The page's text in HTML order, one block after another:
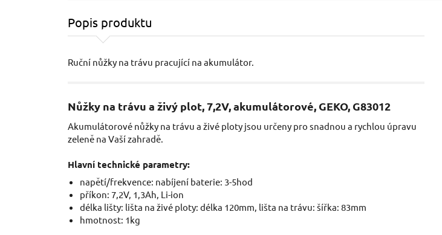
Popis produktu
Ruční nůžky na trávu pracující na akumulátor.
Nůžky na trávu a živý plot, 7,2V, akumulátorové, GEKO, G83012
Akumulátorové nůžky na trávu a živé ploty jsou určeny pro snadnou a rychlou úpravu
zeleně na Vaší zahradě.
Hlavní technické parametry:
napětí/frekvence: nabíjení baterie: 3-5hod
příkon: 7,2V, 1,3Ah, Li-ion
délka lišty: lišta na živé ploty: délka 120mm, lišta na trávu: šířka: 83mm
hmotnost: 1kg